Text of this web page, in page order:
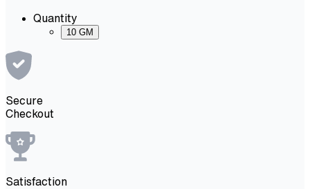
Quantity
10 GM
Secure
Checkout
Satisfaction